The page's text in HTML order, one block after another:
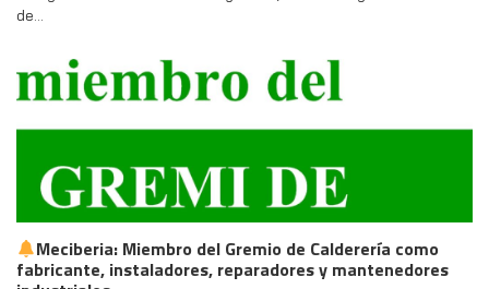
de…
Meciberia: Miembro del Gremio de Calderería como
fabricante, instaladores, reparadores y mantenedores